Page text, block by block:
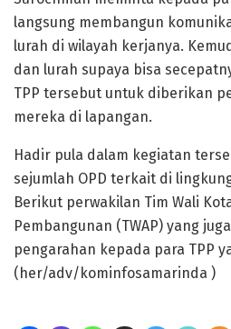
langsung membangun
lurah di wilayah kerjanya.
dan lurah supaya bisa
TPP tersebut untuk diberikan
mereka di lapangan.
Hadir pula dalam kegiatan
sejumlah OPD terkait di
Berikut perwakilan Tim Wali
Pembangunan (TWAP) yang
pengarahan kepada para TPP
(her/adv/kominfosamarinda )